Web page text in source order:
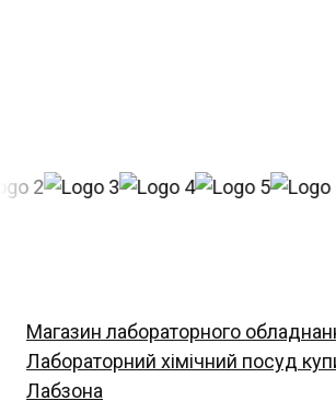
Магазин лабораторного
Лабораторний хімічний посуд
Лабзона